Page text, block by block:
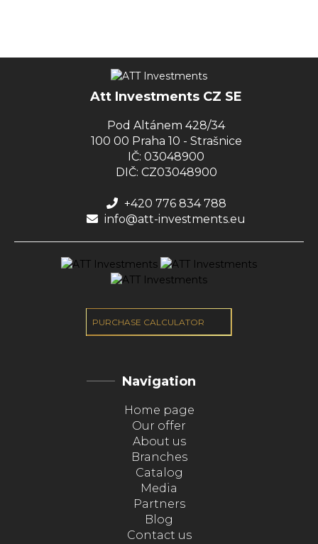
Att Investments CZ SE
Pod Altánem 428/34
100 00 Praha 10 - Strašnice
IČ: 03048900
DIČ: CZ03048900
+420 776 834 788
info@att-investments.eu
PURCHASE CALCULATOR
Navigation
Home page
Our offer
About us
Branches
Catalog
Media
Partners
Blog
Contact us